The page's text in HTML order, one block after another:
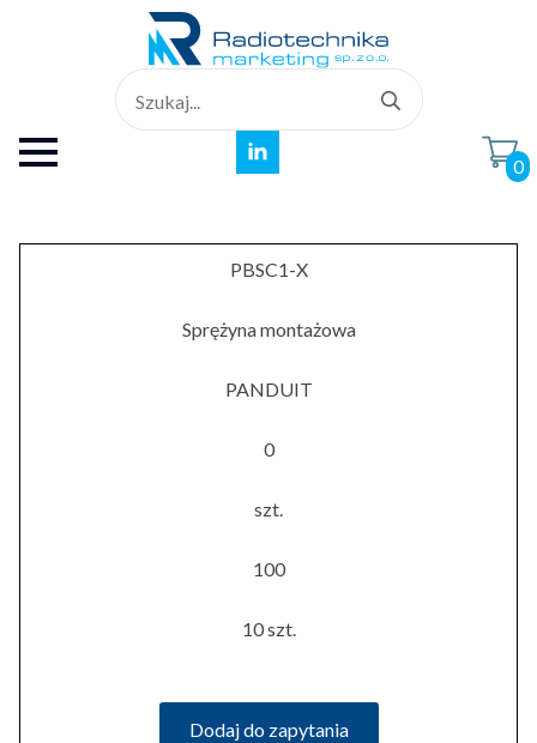
for:
0
PBSC1-X
Sprężyna montażowa
PANDUIT
0
szt.
100
10 szt.
Dodaj do zapytania